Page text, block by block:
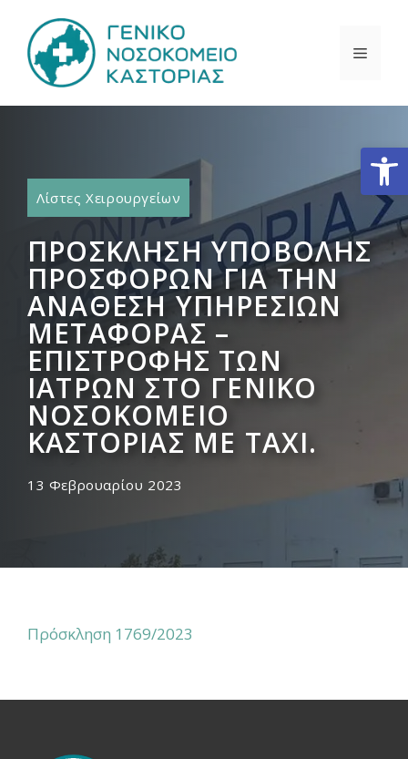
περιεχόμενο
Λίστες Χειρουργείων
ΠΡΟΣΚΛΗΣΗ ΥΠΟΒΟΛΗΣ
ΠΡΟΣΦΟΡΩΝ ΓΙΑ ΤΗΝ
ΑΝΑΘΕΣΗ ΥΠΗΡΕΣΙΩΝ
ΜΕΤΑΦΟΡΑΣ –
ΕΠΙΣΤΡΟΦΗΣ ΤΩΝ
ΙΑΤΡΩΝ ΣΤΟ ΓΕΝΙΚΟ
ΝΟΣΟΚΟΜΕΙΟ
ΚΑΣΤΟΡΙΑΣ ΜΕ ΤΑΧΙ.
13 Φεβρουαρίου 2023
Πρόσκληση 1769/2023